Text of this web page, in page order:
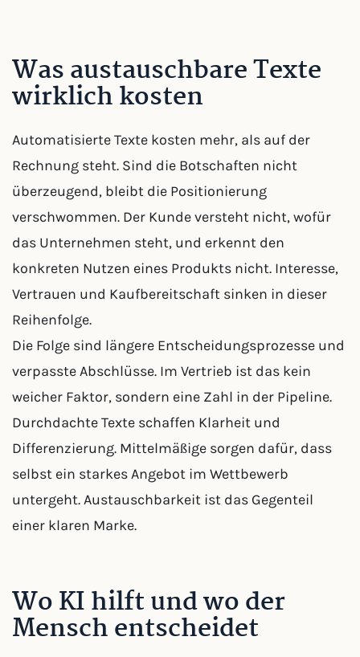
Was austauschbare Texte
wirklich kosten
Automatisierte Texte kosten mehr, als auf der
Rechnung steht. Sind die Botschaften nicht
überzeugend, bleibt die Positionierung
verschwommen. Der Kunde versteht nicht, wofür
das Unternehmen steht, und erkennt den
konkreten Nutzen eines Produkts nicht. Interesse,
Vertrauen und Kaufbereitschaft sinken in dieser
Reihenfolge.
Die Folge sind längere Entscheidungsprozesse und
verpasste Abschlüsse. Im Vertrieb ist das kein
weicher Faktor, sondern eine Zahl in der Pipeline.
Durchdachte Texte schaffen Klarheit und
Differenzierung. Mittelmäßige sorgen dafür, dass
selbst ein starkes Angebot im Wettbewerb
untergeht. Austauschbarkeit ist das Gegenteil
einer klaren Marke.
Wo KI hilft und wo der
Mensch entscheidet